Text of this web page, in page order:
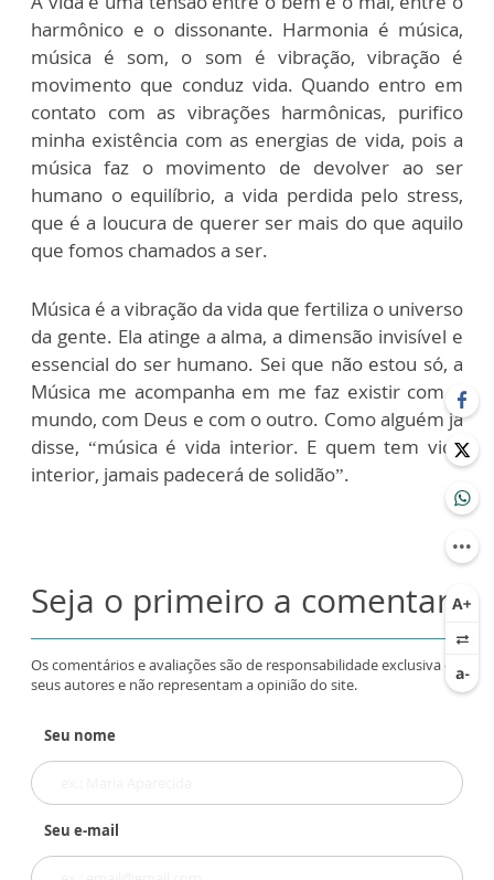
harmônico e o dissonante. Harmonia é música,
música é som, o som é vibração, vibração é
movimento que conduz vida. Quando entro em
contato com as vibrações harmônicas, purifico
minha existência com as energias de vida, pois a
música faz o movimento de devolver ao ser
humano o equilíbrio, a vida perdida pelo stress,
que é a loucura de querer ser mais do que aquilo
que fomos chamados a ser.
Música é a vibração da vida que fertiliza o universo
da gente. Ela atinge a alma, a dimensão invisível e
essencial do ser humano. Sei que não estou só, a
Música me acompanha em me faz existir com o
mundo, com Deus e com o outro. Como alguém já
disse, “música é vida interior. E quem tem vida
interior, jamais padecerá de solidão”.
Seja o primeiro a comentar
Os comentários e avaliações são de responsabilidade exclusiva de
seus autores e não representam a opinião do site.
Seu nome
Seu e-mail